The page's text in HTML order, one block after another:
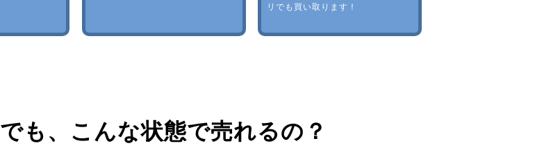
リでも買い取ります！
でも、 こんな状態で売れるの？